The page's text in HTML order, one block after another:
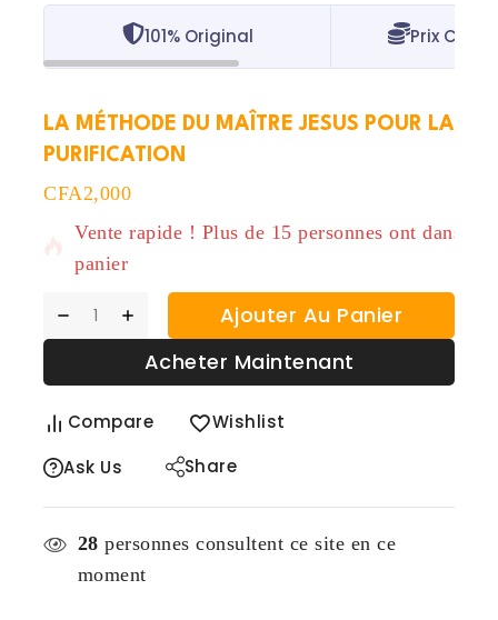
101% Original Prix
LA MÉTHODE DU MAÎTRE JESUS POUR LA
PURIFICATION
CFA2,000
17 produits vendus au cours des dernières 5
Vente rapide ! Plus de 15 personnes ont dans
panier
Ajouter Au Panier
Acheter Maintenant
Compare
Wishlist
Ask Us
Share
28 personnes consultent ce site en ce
moment